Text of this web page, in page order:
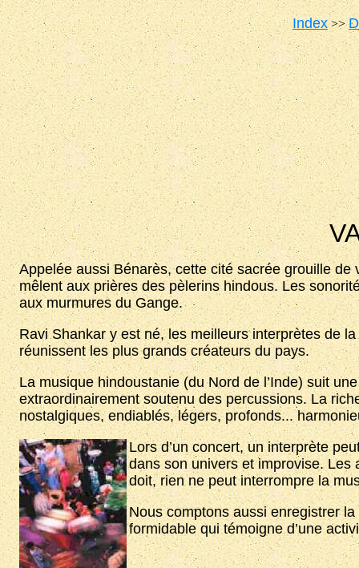
Index >>
Appelée aussi Bénarès, cette cité sacrée grouille
mêlent aux prières des pèlerins hindous. Les
aux murmures du Gange.
Ravi Shankar y est né, les meilleurs interprètes de
réunissent les plus grands créateurs du pays.
La musique hindoustanie (du Nord de l’Inde) suit
extraordinairement soutenu des percussions. La
nostalgiques, endiablés, légers, profonds...
Lors d’un concert, un interprète
dans son univers et improvise. Les
doit, rien ne peut interrompre la
Nous comptons aussi enregistrer
formidable qui témoigne d’une